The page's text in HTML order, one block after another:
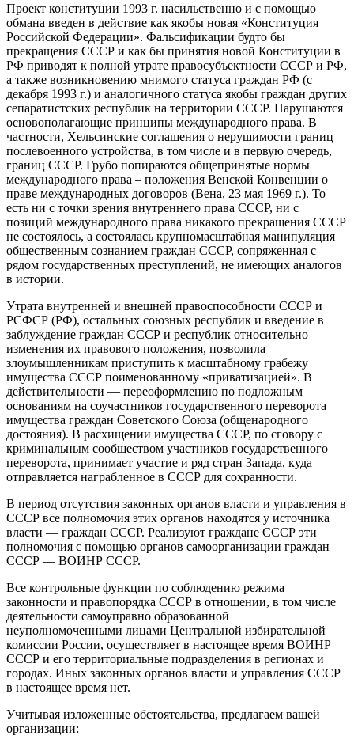
Проект конституции 1993 г. насильственно и с помощью
обмана введен в действие как якобы новая «Конституция
Российской Федерации». Фальсификации будто бы
прекращения СССР и как бы принятия новой Конституции в
РФ приводят к полной утрате правосубъектности СССР и РФ,
а также возникновению мнимого статуса граждан РФ (с
декабря 1993 г.) и аналогичного статуса якобы граждан других
сепаратистских республик на территории СССР. Нарушаются
основополагающие принципы международного права. В
частности, Хельсинские соглашения о нерушимости границ
послевоенного устройства, в том числе и в первую очередь,
границ СССР. Грубо попираются общепринятые нормы
международного права – положения Венской Конвенции о
праве международных договоров (Вена, 23 мая 1969 г.). То
есть ни с точки зрения внутреннего права СССР, ни с
позиций международного права никакого прекращения СССР
не состоялось, а состоялась крупномасштабная манипуляция
общественным сознанием граждан СССР, сопряженная с
рядом государственных преступлений, не имеющих аналогов
в истории.
Утрата внутренней и внешней правоспособности СССР и
РСФСР (РФ), остальных союзных республик и введение в
заблуждение граждан СССР и республик относительно
изменения их правового положения, позволила
злоумышленникам приступить к масштабному грабежу
имущества СССР поименованному «приватизацией». В
действительности — переоформлению по подложным
основаниям на соучастников государственного переворота
имущества граждан Советского Союза (общенародного
достояния). В расхищении имущества СССР, по сговору с
криминальным сообществом участников государственного
переворота, принимает участие и ряд стран Запада, куда
отправляется награбленное в СССР для сохранности.
В период отсутствия законных органов власти и управления в
СССР все полномочия этих органов находятся у источника
власти — граждан СССР. Реализуют граждане СССР эти
полномочия с помощью органов самоорганизации граждан
СССР — ВОИНР СССР.
Все контрольные функции по соблюдению режима
законности и правопорядка СССР в отношении, в том числе
деятельности самоуправно образованной
неуполномоченными лицами Центральной избирательной
комиссии России, осуществляет в настоящее время ВОИНР
СССР и его территориальные подразделения в регионах и
городах. Иных законных органов власти и управления СССР
в настоящее время нет.
Учитывая изложенные обстоятельства, предлагаем вашей
организации: